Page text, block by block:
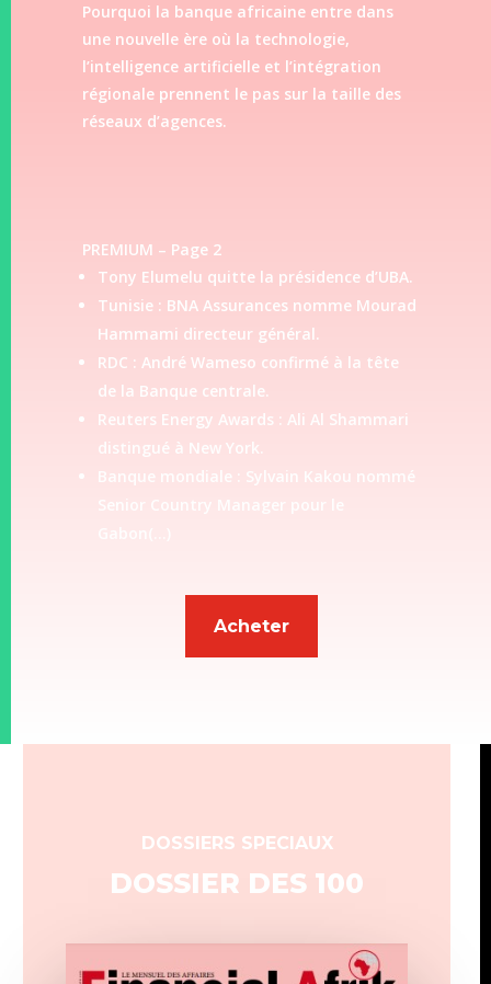
Pourquoi la banque africaine entre dans
une nouvelle ère où la technologie,
l’intelligence artificielle et l’intégration
régionale prennent le pas sur la taille des
réseaux d’agences.
PREMIUM – Page 2
Tony Elumelu quitte la présidence d’UBA.
Tunisie : BNA Assurances nomme Mourad
Hammami directeur général.
RDC : André Wameso confirmé à la tête
de la Banque centrale.
Reuters Energy Awards : Ali Al Shammari
distingué à New York.
Banque mondiale : Sylvain Kakou nommé
Acheter
DOSSIERS SPECIAUX
DOSSIER DES 100